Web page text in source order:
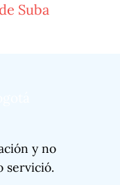
Suba
y no
servició.